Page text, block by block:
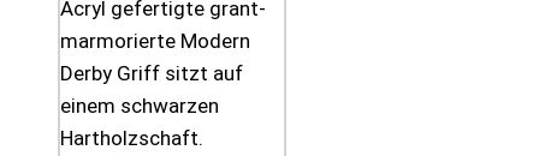
Acryl gefertigte grant-
marmorierte Modern
Derby Griff sitzt auf
einem schwarzen
Hartholzschaft.